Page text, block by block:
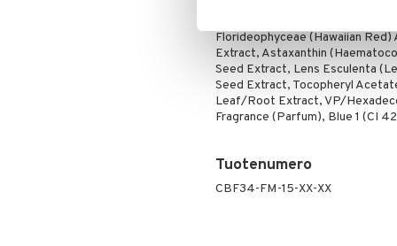
(Bayberry) Fruit Wax, Citrus
Florideophyceae (Hawaiian
Extract, Astaxanthin
Seed Extract, Lens Esculenta
Seed Extract, Tocopheryl
Leaf/Root Extract, VP/
Fragrance (Parfum), Blue 1 (CI
Tuotenumero
CBF34-FM-15-XX-XX